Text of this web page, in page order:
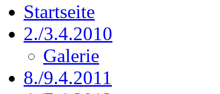
Startseite
2./3.4.2010
Galerie
8./9.4.2011